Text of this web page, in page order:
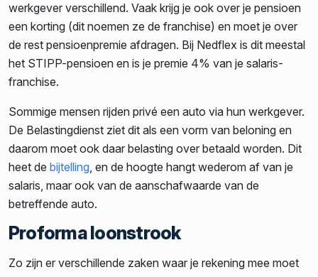
werkgever verschillend. Vaak krijg je ook over je pensioen
een korting (dit noemen ze de franchise) en moet je over
de rest pensioenpremie afdragen. Bij Nedflex is dit meestal
het STIPP-pensioen en is je premie 4% van je salaris-
franchise.
Sommige mensen rijden privé een auto via hun werkgever.
De Belastingdienst ziet dit als een vorm van beloning en
daarom moet ook daar belasting over betaald worden. Dit
heet de bijtelling, en de hoogte hangt wederom af van je
salaris, maar ook van de aanschafwaarde van de
betreffende auto.
Proforma loonstrook
Zo zijn er verschillende zaken waar je rekening mee moet